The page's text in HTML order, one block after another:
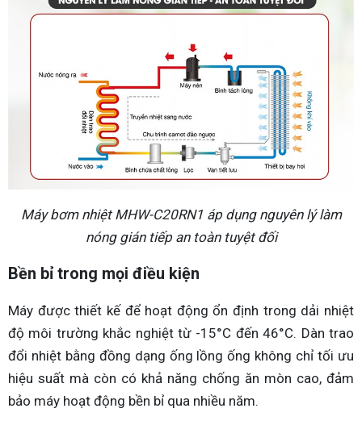
Máy bơm nhiệt MHW-C20RN1 áp dụng nguyên lý làm
nóng gián tiếp an toàn tuyệt đối
Bền bỉ trong mọi điều kiện
Máy được thiết kế để hoạt động ổn định trong dải nhiệt
độ môi trường khắc nghiệt từ -15°C đến 46°C. Dàn trao
đổi nhiệt bằng đồng dạng ống lồng ống không chỉ tối ưu
hiệu suất mà còn có khả năng chống ăn mòn cao, đảm
bảo máy hoạt động bền bỉ qua nhiều năm.